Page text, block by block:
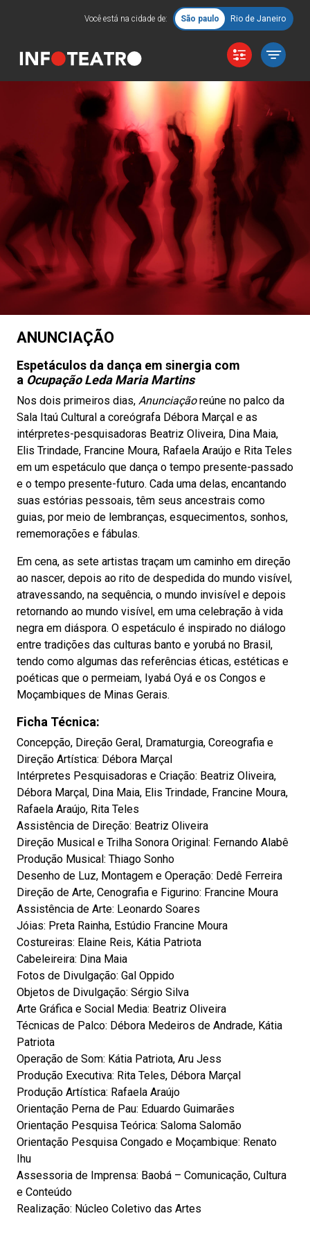
Você está na cidade de: São paulo Rio de Janeiro
ANUNCIAÇÃO
Espetáculos da dança em sinergia com
a Ocupação Leda Maria Martins
Nos dois primeiros dias, Anunciaçãoreúne no palco da
Sala Itaú Cultural a coreógrafa Débora Marçal e as
intérpretes-pesquisadoras Beatriz Oliveira, Dina Maia,
Elis Trindade, Francine Moura, Rafaela Araújo e Rita Teles
em um espetáculo que dança o tempo presente-passado
e o tempo presente-futuro. Cada uma delas, encantando
suas estórias pessoais, têm seus ancestrais como
guias, por meio de lembranças, esquecimentos, sonhos,
rememorações e fábulas.
Em cena, as sete artistas traçam um caminho em direção
ao nascer, depois ao rito de despedida do mundo visível,
atravessando, na sequência, o mundo invisível e depois
retornando ao mundo visível, em uma celebração à vida
negra em diáspora. O espetáculo é inspirado no diálogo
entre tradições das culturas banto e yorubá no Brasil,
tendo como algumas das referências éticas, estéticas e
poéticas que o permeiam, Iyabá Oyá e os Congos e
Moçambiques de Minas Gerais.
Ficha Técnica:
Concepção, Direção Geral, Dramaturgia, Coreografia e
Direção Artística: Débora Marçal
Intérpretes Pesquisadoras e Criação: Beatriz Oliveira,
Débora Marçal, Dina Maia, Elis Trindade, Francine Moura,
Rafaela Araújo, Rita Teles
Assistência de Direção: Beatriz Oliveira
Direção Musical e Trilha Sonora Original: Fernando Alabê
Produção Musical: Thiago Sonho
Desenho de Luz, Montagem e Operação: Dedê Ferreira
Direção de Arte, Cenografia e Figurino: Francine Moura
Assistência de Arte: Leonardo Soares
Jóias: Preta Rainha, Estúdio Francine Moura
Costureiras: Elaine Reis, Kátia Patriota
Cabeleireira: Dina Maia
Fotos de Divulgação: Gal Oppido
Objetos de Divulgação: Sérgio Silva
Arte Gráfica e Social Media: Beatriz Oliveira
Técnicas de Palco: Débora Medeiros de Andrade, Kátia
Patriota
Operação de Som: Kátia Patriota, Aru Jess
Produção Executiva: Rita Teles, Débora Marçal
Produção Artística: Rafaela Araújo
Orientação Perna de Pau: Eduardo Guimarães
Orientação Pesquisa Teórica: Saloma Salomão
Orientação Pesquisa Congado e Moçambique: Renato
Ihu
Assessoria de Imprensa: Baobá – Comunicação, Cultura
e Conteúdo
Realização: Núcleo Coletivo das Artes